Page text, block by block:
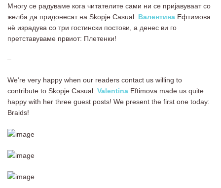
Многу се радуваме кога читателите сами ни се пријавуваат со
желба да придонесат на Skopje Casual. Валентина Ефтимова
нѐ израдува со три гостински постови, а денес ви го
претставуваме првиот: Плетенки!
–
We’re very happy when our readers contact us willing to
contribute to Skopje Casual. Valentina Eftimova made us quite
happy with her three guest posts! We present the first one today:
Braids!